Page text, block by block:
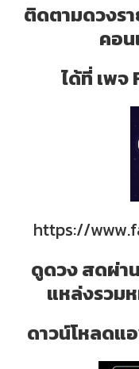
ติดตามดวงร
คอ
ได้ที่ เพ
https://
ดูดวง สดผ่า
แหล่งรวม
ดาวน์โหลดแ